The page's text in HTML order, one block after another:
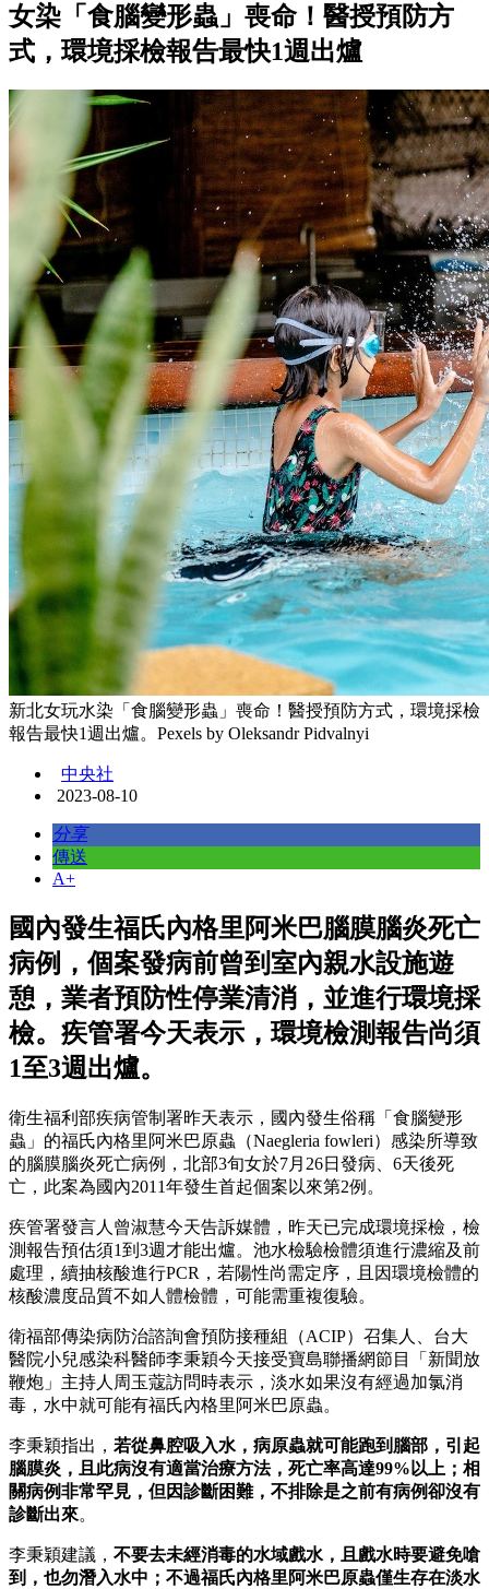
女染「食腦變形蟲」喪命！醫授預防方
式，環境採檢報告最快1週出爐
新北女玩水染「食腦變形蟲」喪命！醫授預防方式，環境採檢
報告最快1週出爐。Pexels by Oleksandr Pidvalnyi
中央社
2023-08-10
分享
傳送
A+
國內發生福氏內格里阿米巴腦膜腦炎死亡
病例，個案發病前曾到室內親水設施遊
憩，業者預防性停業清消，並進行環境採
檢。疾管署今天表示，環境檢測報告尚須
1至3週出爐。
衛生福利部疾病管制署昨天表示，國內發生俗稱「食腦變形
蟲」的福氏內格里阿米巴原蟲（Naegleria fowleri）感染所導致
的腦膜腦炎死亡病例，北部3旬女於7月26日發病、6天後死
亡，此案為國內2011年發生首起個案以來第2例。
疾管署發言人曾淑慧今天告訴媒體，昨天已完成環境採檢，檢
測報告預估須1到3週才能出爐。池水檢驗檢體須進行濃縮及前
處理，續抽核酸進行PCR，若陽性尚需定序，且因環境檢體的
核酸濃度品質不如人體檢體，可能需重複復驗。
衛福部傳染病防治諮詢會預防接種組（ACIP）召集人、台大
醫院小兒感染科醫師李秉穎今天接受寶島聯播網節目「新聞放
鞭炮」主持人周玉蔻訪問時表示，淡水如果沒有經過加氯消
毒，水中就可能有福氏內格里阿米巴原蟲。
李秉穎指出， 若從鼻腔吸入水，病原蟲就可能跑到腦部，引起
腦膜炎，且此病沒有適當治療方法，死亡率高達99%以上；相
關病例非常罕見，但因診斷困難，不排除是之前有病例卻沒有
診斷出來。
李秉穎建議， 不要去未經消毒的水域戲水，且戲水時要避免嗆
到，也勿潛入水中；不過福氏內格里阿米巴原蟲僅生存在淡水